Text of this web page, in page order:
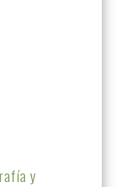
y